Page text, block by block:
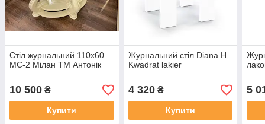
Стіл журнальний 110х60
МС-2 Мілан ТМ Антонік
10 500 ₴
Купити
Журнальний стіл Diana H
Kwadrat lakier
4 320₴
Купити
5